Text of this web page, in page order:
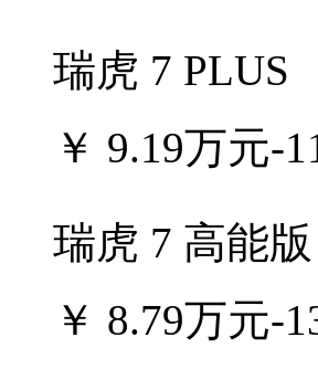
瑞虎 7 PLUS
￥ 9.19万元-
瑞虎 7 高能版
￥ 8.79万元-